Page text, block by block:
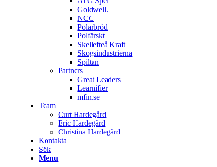
Goldwell.
NCC
Polarbröd
Polfärskt
Skellefteå Kraft
Skogsindustrierna
Spiltan
Partners
Great Leaders
Learnifier
mfin.se
Team
Curt Hardegård
Eric Hardegård
Christina Hardegård
Kontakta
Sök
Menu